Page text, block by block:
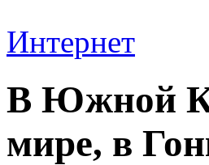
Интернет
В Южной
мире, в